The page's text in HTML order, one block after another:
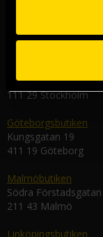
Butiker &
Västerlånggatan 48
111 29 Stockholm
Göteborgsbutiken
Kungsgatan 19
411 19 Göteborg
Malmöbutiken
Södra
211 43 Malmö
Linköpingsbutiken